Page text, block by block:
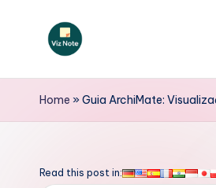
V
iz
o
Home »Guia ArchiMate:
Read this post in: